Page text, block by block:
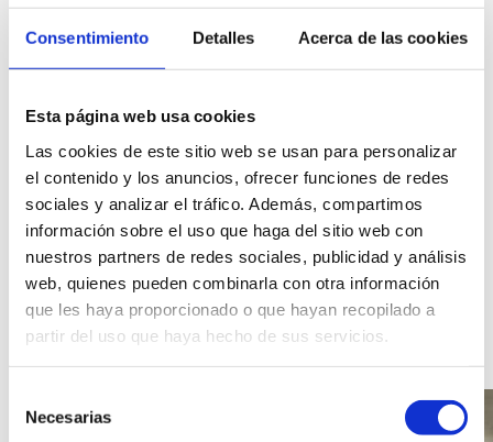
Consentimiento Detalles Acerca de las cookies
Esta página web usa cookies
Las cookies de este sitio web se usan para personalizar
el contenido y los anuncios, ofrecer funciones de redes
sociales y analizar el tráfico. Además, compartimos
información sobre el uso que haga del sitio web con
nuestros partners de redes sociales, publicidad y análisis
web, quienes pueden combinarla con otra información
que les haya proporcionado o que hayan recopilado a
partir del uso que haya hecho de sus servicios.
Necesarias
Accessibility
Wedding Services
Gallery
Image
gallery
Habitat